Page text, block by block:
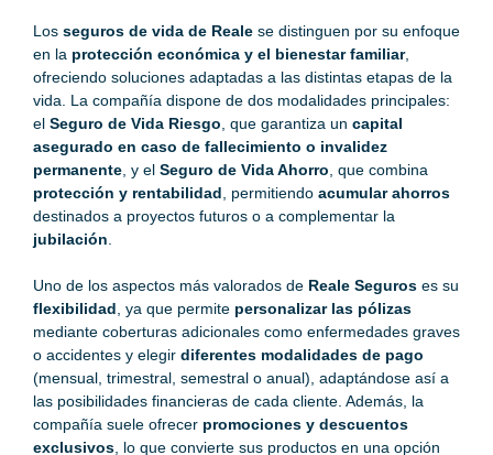
Los seguros de vida de Reale se distinguen por su enfoque
en la protección económica y el bienestar familiar,
ofreciendo soluciones adaptadas a las distintas etapas de la
vida. La compañía dispone de dos modalidades principales:
el Seguro de Vida Riesgo , que garantiza un capital
asegurado en caso de fallecimiento o invalidez
permanente , y el Seguro de Vida Ahorro , que combina
protección y rentabilidad , permitiendo acumular ahorros
destinados a proyectos futuros o a complementar la
jubilación
Uno de los aspectos más valorados de Reale Seguros es su
flexibilidad , ya que permite personalizar las pólizas
mediante coberturas adicionales como enfermedades graves
o accidentes y elegir diferentes modalidades de pago
(mensual, trimestral, semestral o anual), adaptándose así a
las posibilidades financieras de cada cliente. Además, la
compañía suele ofrecer promociones y descuentos
exclusivos , lo que convierte sus productos en una opción